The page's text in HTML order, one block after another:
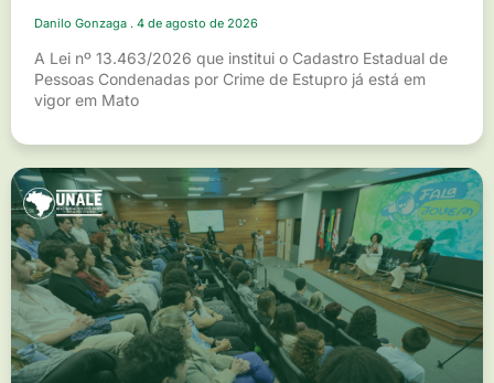
Danilo Gonzaga 4 de agosto de 2026
A Lei nº 13.463/2026 que institui o Cadastro Estadual de
Pessoas Condenadas por Crime de Estupro já está em
vigor em Mato